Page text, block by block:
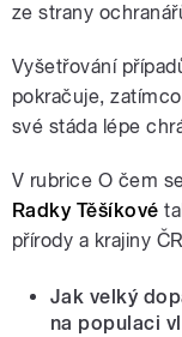
ze strany
Vyšetřování
pokračuje,
své stáda lépe
V rubrice O čem
Radky Těšíkové
přírody a krajiny
Jak velký
na populaci